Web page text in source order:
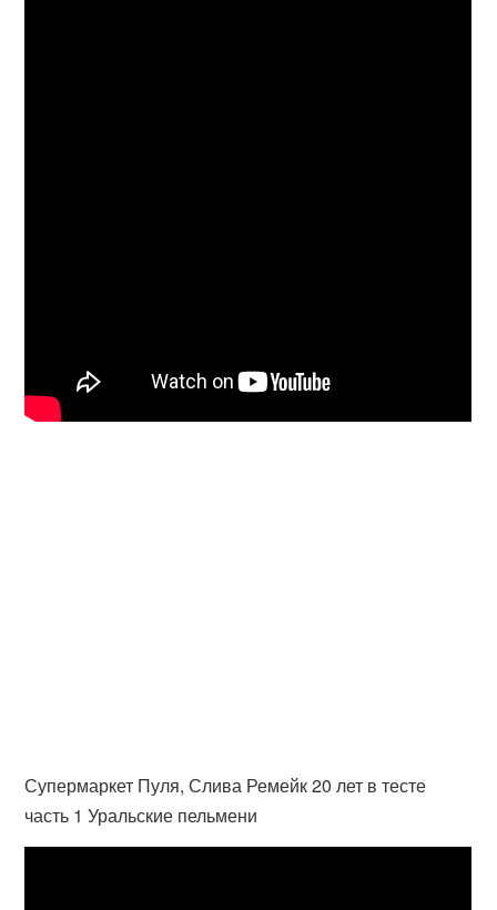
Супермаркет Пуля, Слива Ремейк 20 лет в тесте
часть 1 Уральские пельмени